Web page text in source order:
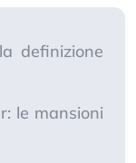
definizione
le mansioni